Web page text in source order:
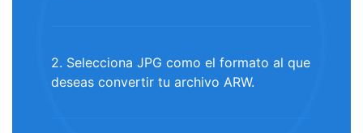
2. Selecciona JPG como el formato al que
deseas convertir tu archivo ARW.